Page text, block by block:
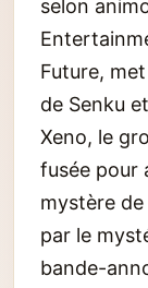
selon
Future,
de Senku
Xeno, le
fusée pour
mystère
par le
bande-